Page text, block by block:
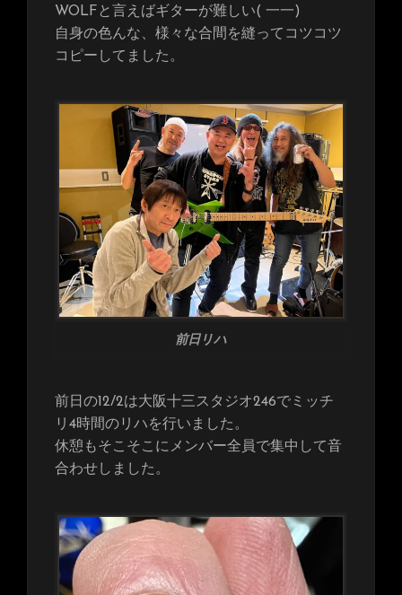
WOLFと言えばギターが難しい( 一一)
自身の色んな、様々な合間を縫ってコツコツ
コピーしてました。
前日リハ
前日の12/2は大阪十三スタジオ246でミッチ
リ4時間のリハを行いました。
休憩もそこそこにメンバー全員で集中して音
合わせしました。